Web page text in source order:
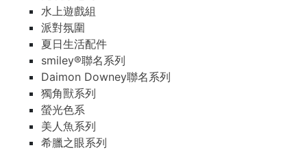
水上遊戲組
派對氛圍
夏日生活配件
smiley®聯名系列
Daimon Downey聯名系列
獨角獸系列
螢光色系
美人魚系列
希臘之眼系列